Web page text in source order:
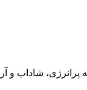
پرانرژی،